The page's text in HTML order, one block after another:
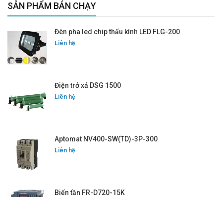
SẢN PHẨM BÁN CHẠY
Đèn pha led chip thấu kính LED FLG-200
Liên hệ
Điện trở xả DSG 1500
Liên hệ
Aptomat NV400-SW(TD)-3P-300
Liên hệ
Biến tần FR-D720-15K